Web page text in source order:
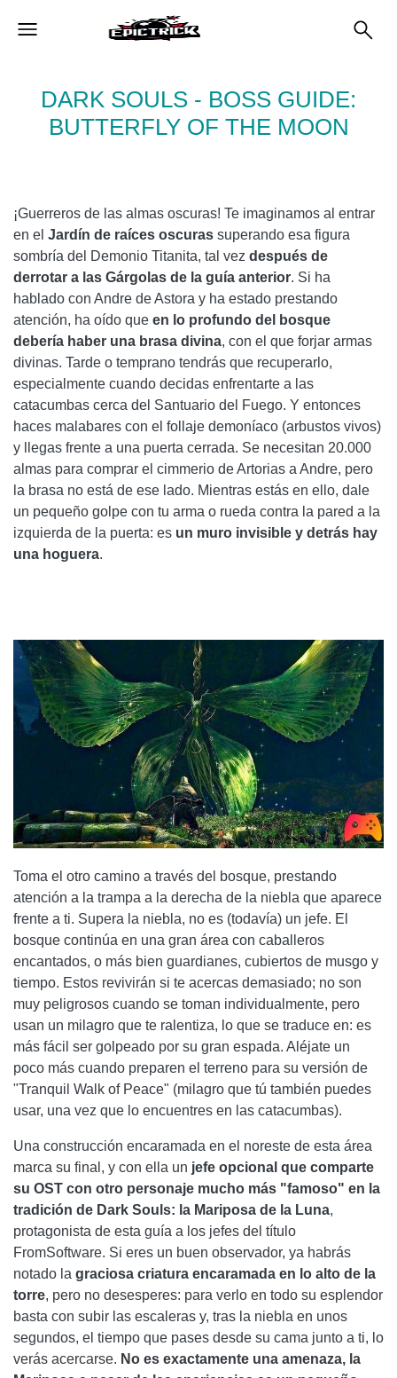
DARK SOULS - BOSS GUIDE:
BUTTERFLY OF THE MOON
¡Guerreros de las almas oscuras! Te imaginamos al entrar
en el Jardín de raíces oscuras superando esa figura
sombría del Demonio Titanita, tal vez después de
derrotar a las Gárgolas de la guía anterior. Si ha
hablado con Andre de Astora y ha estado prestando
atención, ha oído que en lo profundo del bosque
debería haber una brasa divina, con el que forjar armas
divinas. Tarde o temprano tendrás que recuperarlo,
especialmente cuando decidas enfrentarte a las
catacumbas cerca del Santuario del Fuego. Y entonces
haces malabares con el follaje demoníaco (arbustos vivos)
y llegas frente a una puerta cerrada. Se necesitan 20.000
almas para comprar el cimmerio de Artorias a Andre, pero
la brasa no está de ese lado. Mientras estás en ello, dale
un pequeño golpe con tu arma o rueda contra la pared a la
izquierda de la puerta: es un muro invisible y detrás hay
una hoguera.
Toma el otro camino a través del bosque, prestando
atención a la trampa a la derecha de la niebla que aparece
frente a ti. Supera la niebla, no es (todavía) un jefe. El
bosque continúa en una gran área con caballeros
encantados, o más bien guardianes, cubiertos de musgo y
tiempo. Estos revivirán si te acercas demasiado; no son
muy peligrosos cuando se toman individualmente, pero
usan un milagro que te ralentiza, lo que se traduce en: es
más fácil ser golpeado por su gran espada. Aléjate un
poco más cuando preparen el terreno para su versión de
"Tranquil Walk of Peace" (milagro que tú también puedes
usar, una vez que lo encuentres en las catacumbas).
Una construcción encaramada en el noreste de esta área
marca su final, y con ella un jefe opcional que comparte
su OST con otro personaje mucho más "famoso" en la
tradición de Dark Souls: la Mariposa de la Luna,
protagonista de esta guía a los jefes del título
FromSoftware. Si eres un buen observador, ya habrás
notado la graciosa criatura encaramada en lo alto de la
torre, pero no desesperes: para verlo en todo su esplendor
basta con subir las escaleras y, tras la niebla en unos
segundos, el tiempo que pases desde su cama junto a ti, lo
verás acercarse. No es exactamente una amenaza, la